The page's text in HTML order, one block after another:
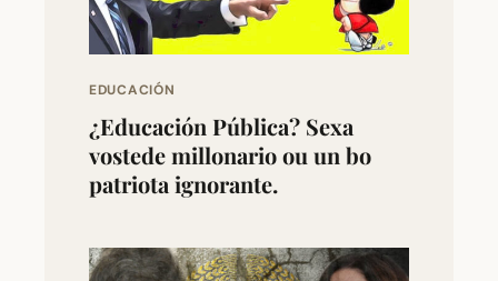
EDUCACIÓN
¿Educación Pública? Sexa
vostede millonario ou un bo
patriota ignorante.